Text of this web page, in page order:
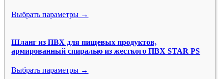
Выбрать параметры →
Шланг из ПВХ для пищевых продуктов,
армированный спиралью из жесткого ПВХ STAR PS
Выбрать параметры →